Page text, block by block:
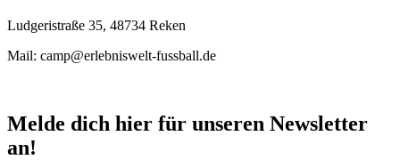
Ludgeristraße 35, 48734 Reken
Mail: camp@erlebniswelt-fussball.de
Melde dich hier für unseren Newsletter
an!